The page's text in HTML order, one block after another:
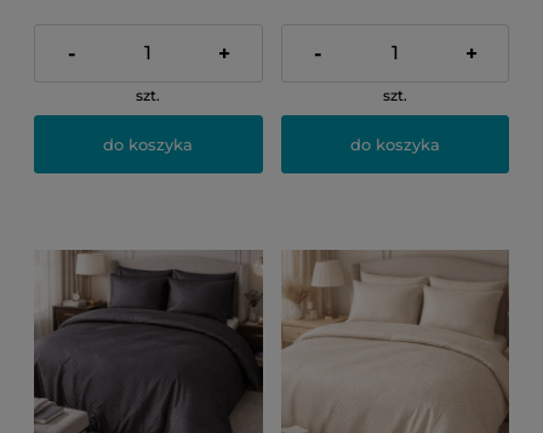
- +
szt.
do koszyka
- +
szt.
do koszyka